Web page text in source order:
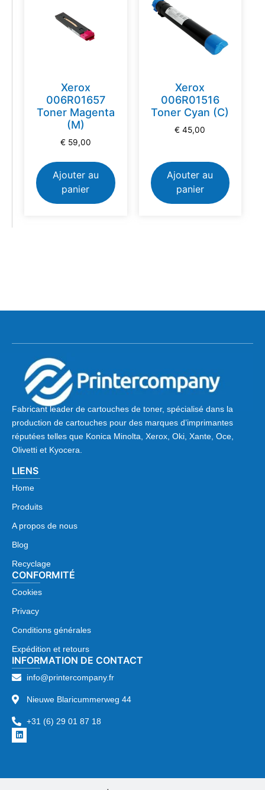
Xerox
006R01657
Toner Magenta
(M)
€ 59,00
Ajouter au
panier
Xerox
006R01516
Toner Cyan (C)
€ 45,00
Ajouter au
panier
Fabricant leader de cartouches de toner, spécialisé dans la
production de cartouches pour des marques d’imprimantes
réputées telles que Konica Minolta, Xerox, Oki, Xante, Oce,
Olivetti et Kyocera.
LIENS
Home
Produits
A propos de nous
Blog
Recyclage
CONFORMITÉ
Cookies
Privacy
Conditions générales
Expédition et retours
INFORMATION DE CONTACT
info@printercompany.fr
Nieuwe Blaricummerweg 44
+31 (6) 29 01 87 18